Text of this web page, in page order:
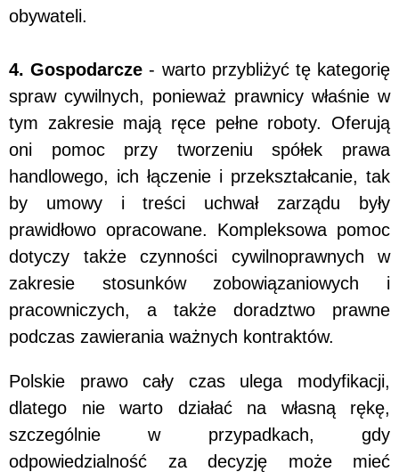
obywateli.
4. Gospodarcze - warto przybliżyć tę kategorię
spraw cywilnych, ponieważ prawnicy właśnie w
tym zakresie mają ręce pełne roboty. Oferują
oni pomoc przy tworzeniu spółek prawa
handlowego, ich łączenie i przekształcanie, tak
by umowy i treści uchwał zarządu były
prawidłowo opracowane. Kompleksowa pomoc
dotyczy także czynności cywilnoprawnych w
zakresie stosunków zobowiązaniowych i
pracowniczych, a także doradztwo prawne
podczas zawierania ważnych kontraktów.
Polskie prawo cały czas ulega modyfikacji,
dlatego nie warto działać na własną rękę,
szczególnie w przypadkach, gdy
odpowiedzialność za decyzję może mieć